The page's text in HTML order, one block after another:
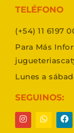
TELÉFONO
(+54) 11 6197
Para Más
Lunes a
SEGUINOS: